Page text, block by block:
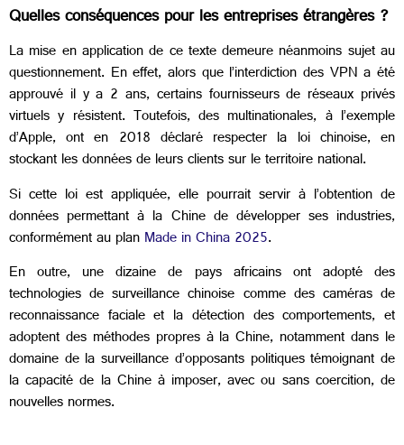
Quelles conséquences pour les entreprises étrangères ?
La mise en application de ce texte demeure néanmoins sujet au
questionnement. En effet, alors que l’interdiction des VPN a été
approuvé il y a 2 ans, certains fournisseurs de réseaux privés
virtuels y résistent. Toutefois, des multinationales, à l’exemple
d’Apple, ont en 2018 déclaré respecter la loi chinoise, en
stockant les données de leurs clients sur le territoire national.
Si cette loi est appliquée, elle pourrait servir à l’obtention de
données permettant à la Chine de développer ses industries,
conformément au planMade in China 2025.
En outre, une dizaine de pays africains ont adopté des
technologies de surveillance chinoise comme des caméras de
reconnaissance faciale et la détection des comportements, et
adoptent des méthodes propres à la Chine, notamment dans le
domaine de la surveillance d’opposants politiques témoignant de
la capacité de la Chine à imposer, avec ou sans coercition, de
nouvelles normes.